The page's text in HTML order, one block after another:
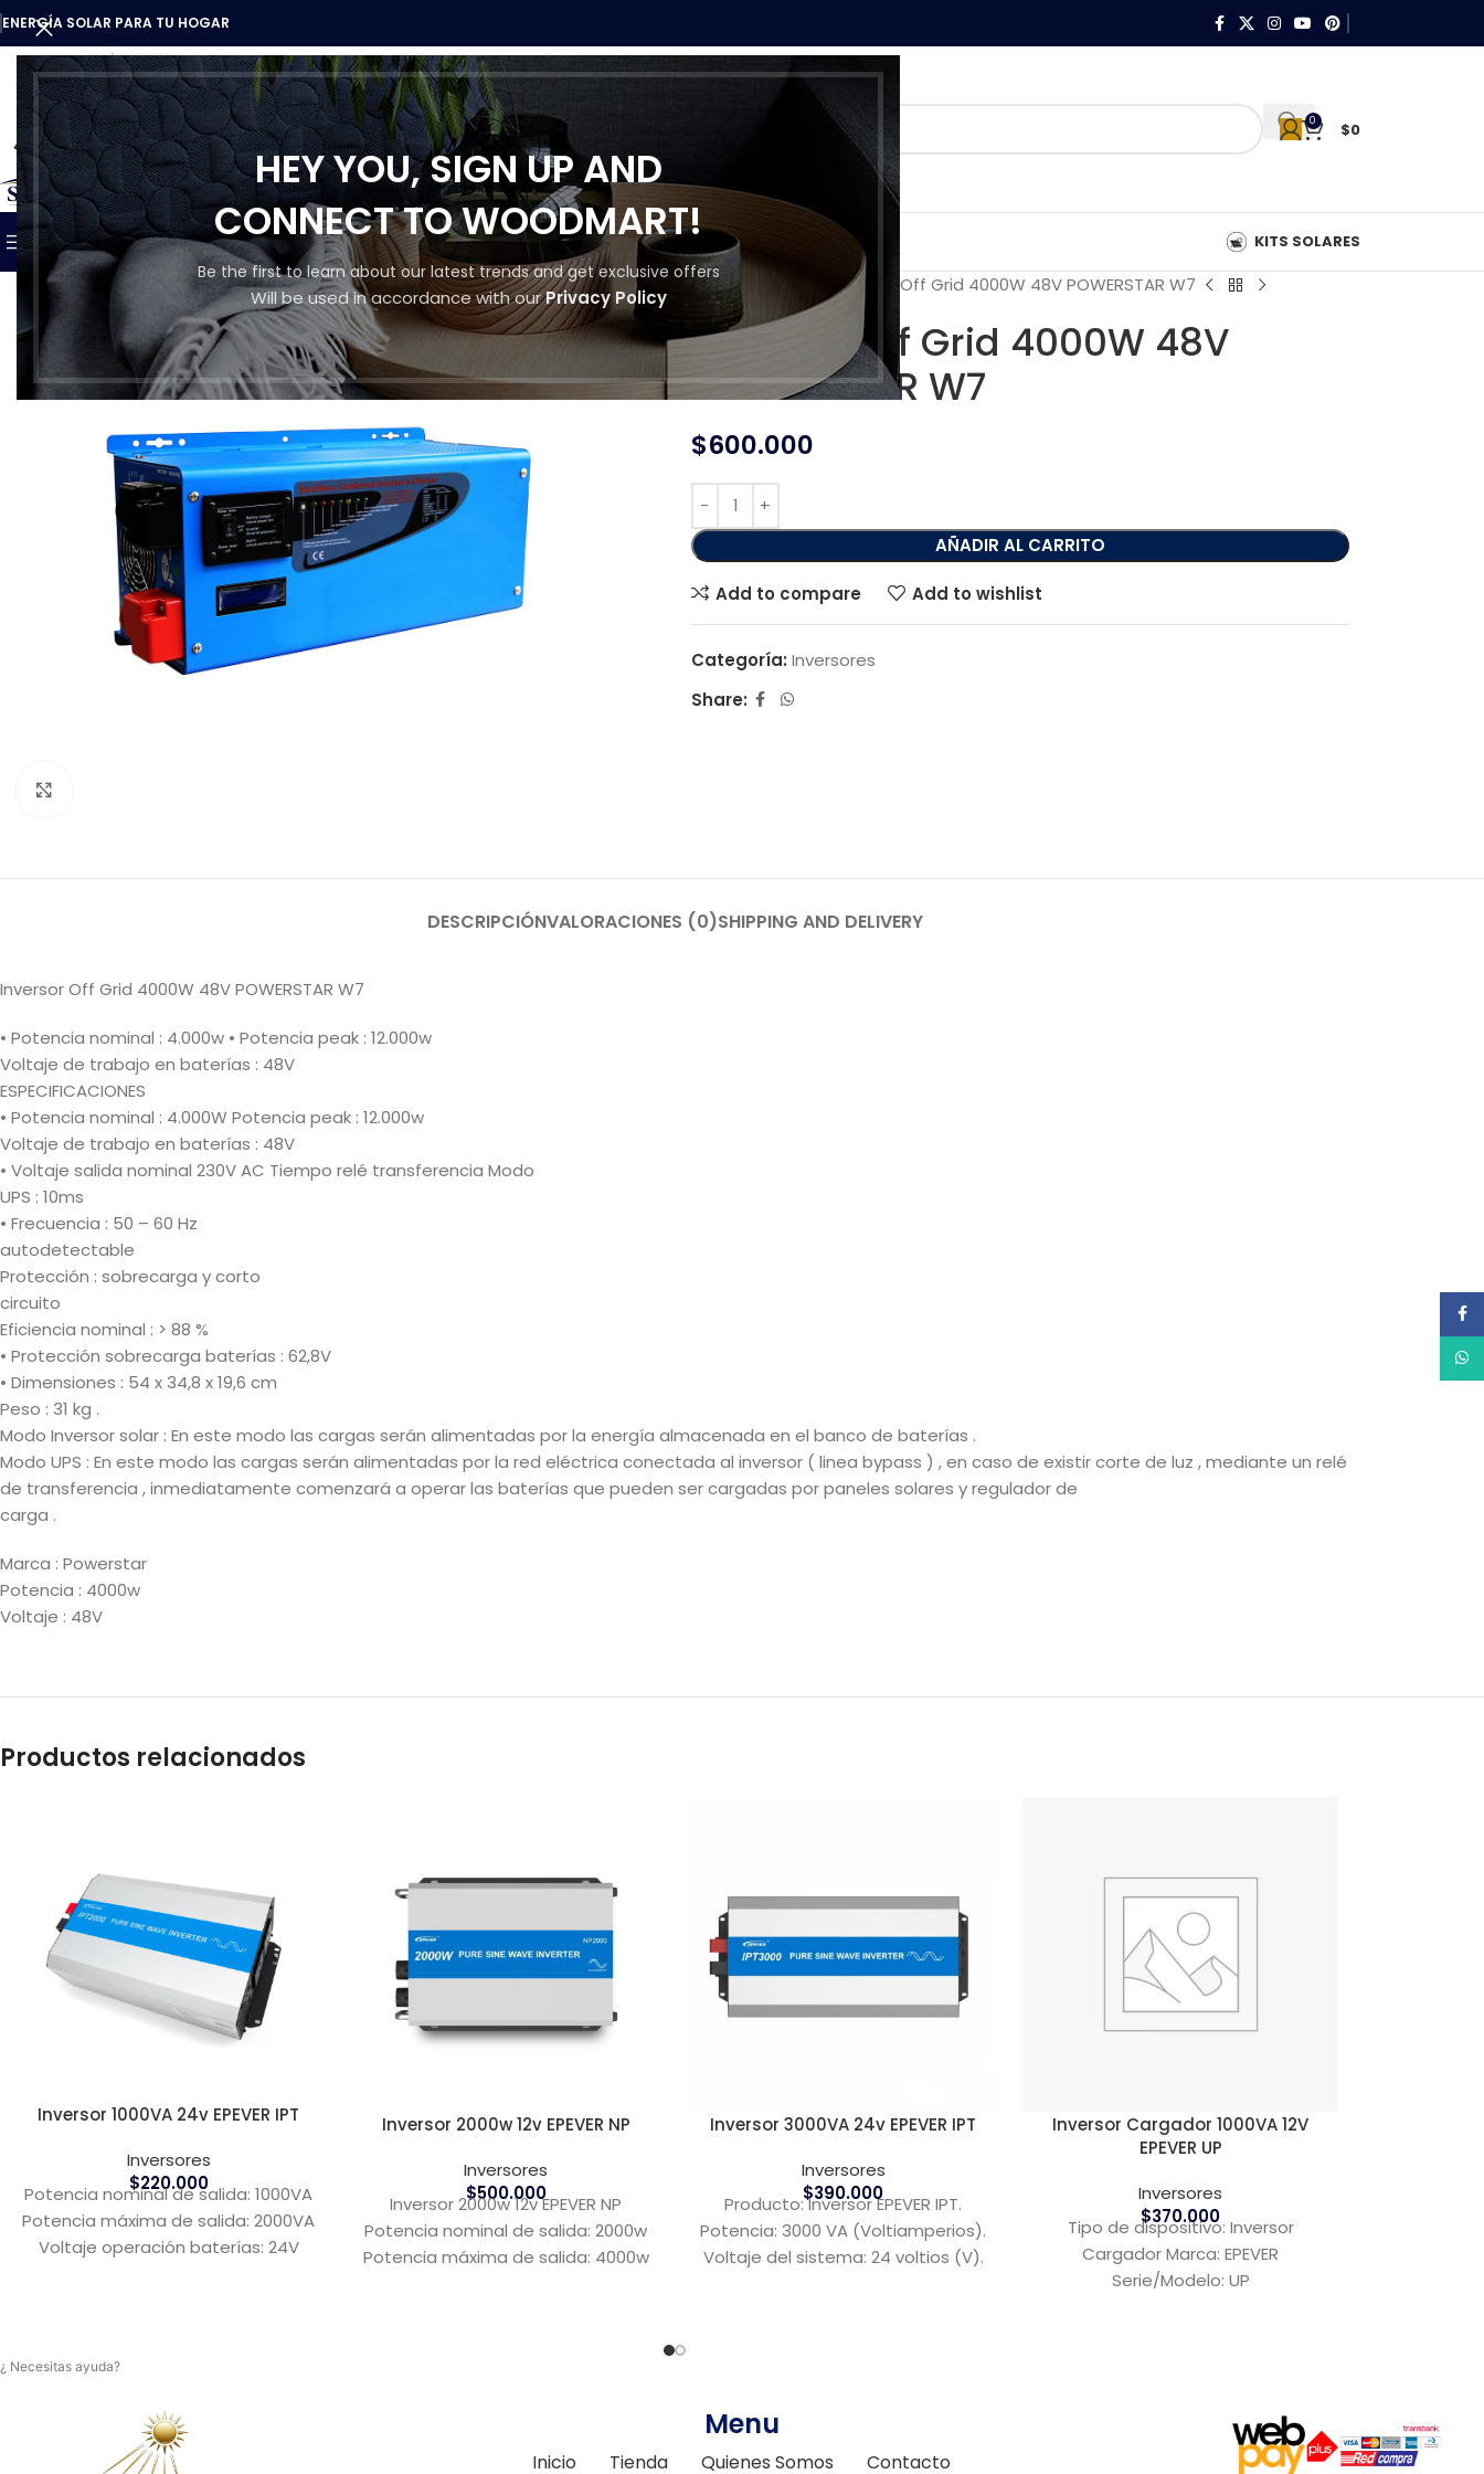
HEY YOU, SIGN UP AND
CONNECT TO WOODMART!
Be the first to learn about our latest trends and get exclusive offers
Will be used in accordance with ourPrivacy Policy
ENERGÍA SOLAR PARA TU HOGAR
CATEGORÍAS
0 $0
NUESTROS PRODUCTOS INICIOTIENDAQUIENES SOMOSCONTACTO KITS SOLARES
Inicio Inversores Inversor Off Grid 4000W 48V POWERSTAR W7
Inversor Off Grid 4000W 48V
POWERSTAR W7
$600.000
AÑADIR AL CARRITO
Add to compare Add to wishlist
Categoría: Inversores
Share:
DESCRIPCIÓNVALORACIONES (0)SHIPPING AND DELIVERY
Inversor Off Grid 4000W 48V POWERSTAR W7
• Potencia nominal : 4.000w • Potencia peak : 12.000w
Voltaje de trabajo en baterías : 48V
ESPECIFICACIONES
• Potencia nominal : 4.000W Potencia peak : 12.000w
Voltaje de trabajo en baterías : 48V
• Voltaje salida nominal 230V AC Tiempo relé transferencia Modo
UPS : 10ms
• Frecuencia : 50 – 60 Hz
autodetectable
Protección : sobrecarga y corto
circuito
Eficiencia nominal : > 88 %
• Protección sobrecarga baterías : 62,8V
• Dimensiones : 54 x 34,8 x 19,6 cm
Peso : 31 kg .
Modo Inversor solar : En este modo las cargas serán alimentadas por la energía almacenada en el banco de baterías .
Modo UPS : En este modo las cargas serán alimentadas por la red eléctrica conectada al inversor ( linea bypass ) , en caso de existir corte de luz , mediante un relé
de transferencia , inmediatamente comenzará a operar las baterías que pueden ser cargadas por paneles solares y regulador de
carga .
Marca : Powerstar
Potencia : 4000w
Voltaje : 48V
Productos relacionados
Inversor 1000VA 24v EPEVER IPT
Inversores
$220.000
Potencia nominal de salida: 1000VA
Potencia máxima de salida: 2000VA
Voltaje operación baterías: 24V
Inversor 2000w 12v EPEVER NP
Inversores
$500.000
Inversor 2000w 12v EPEVER NP
Potencia nominal de salida: 2000w
Potencia máxima de salida: 4000w
Inversor 3000VA 24v EPEVER IPT
Inversores
$390.000
Producto: Inversor EPEVER IPT.
Potencia: 3000 VA (Voltiamperios).
Voltaje del sistema: 24 voltios (V).
Inversor Cargador 1000VA 12V
EPEVER UP
Inversores
$370.000
Tipo de dispositivo: Inversor
Cargador Marca: EPEVER
Serie/Modelo: UP
¿ Necesitas ayuda?
Menu
Inicio Tienda Quienes Somos Contacto